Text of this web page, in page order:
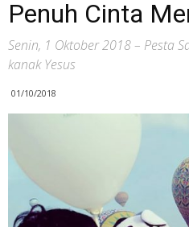
Penuh Cinta
Senin, 1 Oktober 2018 – Pesta
kanak Yesus
01/10/2018